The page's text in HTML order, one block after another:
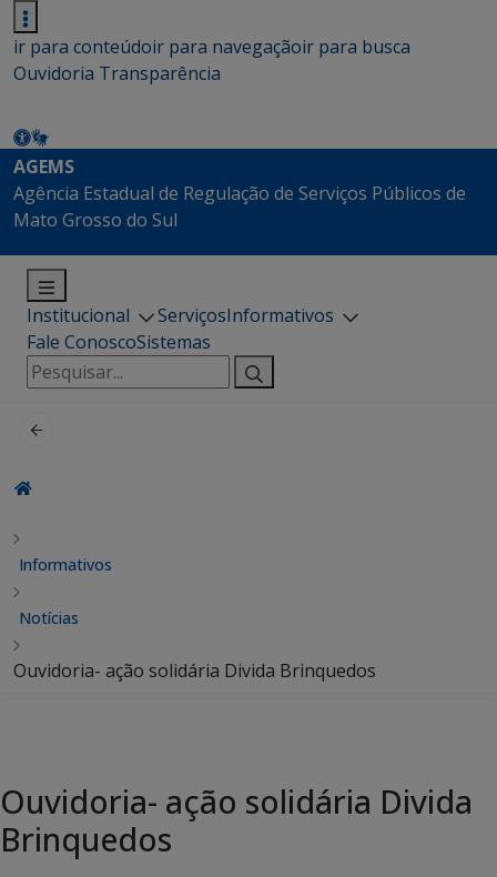
ir para conteúdoir para navegaçãoir para busca
Ouvidoria Transparência
AGEMS
Agência Estadual de Regulação de Serviços Públicos de
Mato Grosso do Sul
Institucional ServiçosInformativos
Fale ConoscoSistemas
Pesquisar
por:
Informativos
Notícias
Ouvidoria- ação solidária Divida Brinquedos
Ouvidoria- ação solidária Divida
Brinquedos